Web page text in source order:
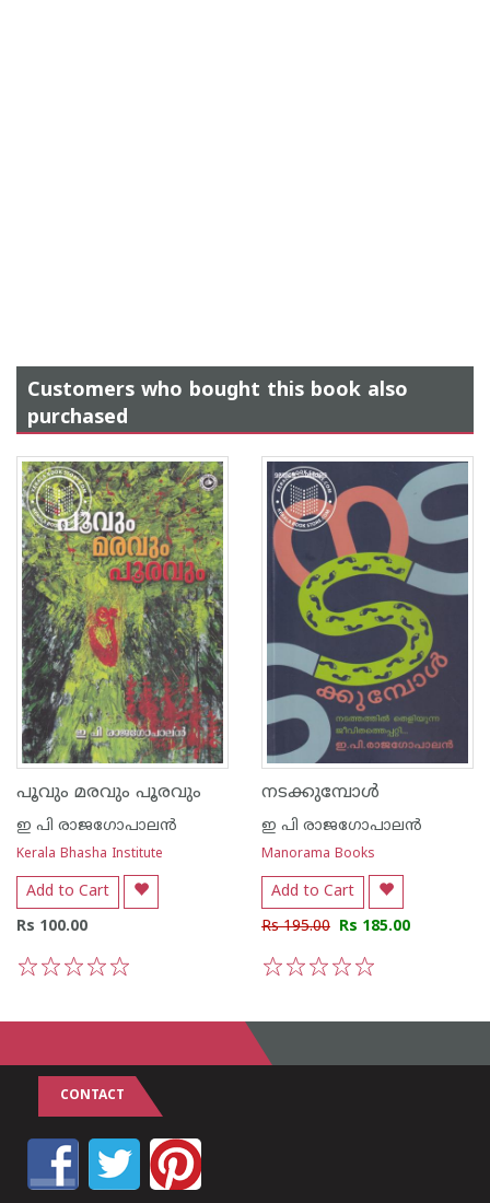
Customers who bought this book also
purchased
പൂവും മരവും പൂരവും
ഇ പി രാജഗോപാലന്‍
Kerala Bhasha Institute
Add to Cart
Rs 100.00
നടക്കുമ്പോള്‍
ഇ പി രാജഗോപാലന്‍
Manorama Books
Add to Cart
Rs 195.00 Rs 185.00
CONTACT